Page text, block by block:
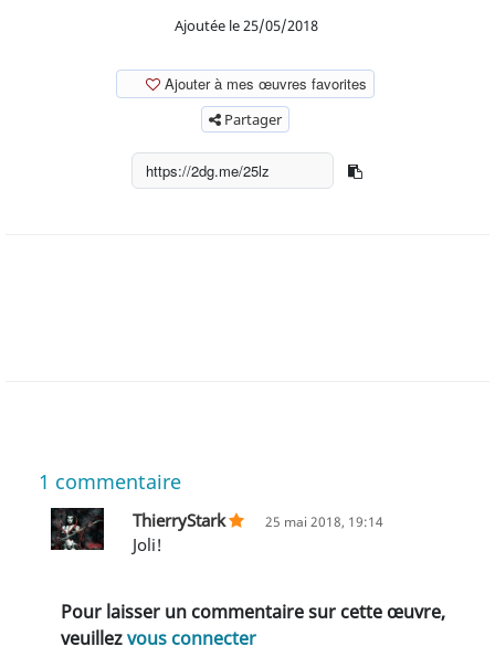
Ajoutée le 25/05/2018
Ajouter à mes œuvres favorites
Partager
1 commentaire
ThierryStark 25 mai 2018, 19:14
Joli!
Pour laisser un commentaire sur cette œuvre,
veuillezvous connecter